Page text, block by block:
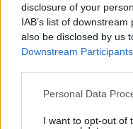
disclosure of your
IAB’s list of
also be disclosed by us
Downstream Participants
Please note that this
not limited to your visit
Personal Data
I want to opt-out of